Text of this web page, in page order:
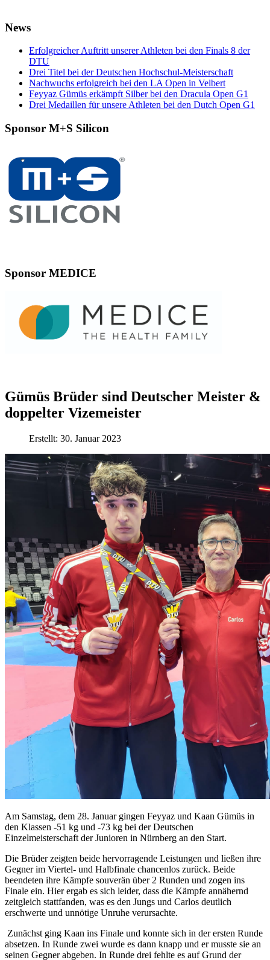
News
Erfolgreicher Auftritt unserer Athleten bei den Finals 8 der
DTU
Drei Titel bei der Deutschen Hochschul-Meisterschaft
Nachwuchs erfolgreich bei den LA Open in Velbert
Feyyaz Gümüs erkämpft Silber bei den Dracula Open G1
Drei Medaillen für unsere Athleten bei den Dutch Open G1
Sponsor M+S Silicon
Sponsor MEDICE
Gümüs Brüder sind Deutscher Meister &
doppelter Vizemeister
Erstellt: 30. Januar 2023
Am Samstag, dem 28. Januar gingen Feyyaz und Kaan Gümüs in
den Klassen -51 kg und -73 kg bei der Deutschen
Einzelmeisterschaft der Junioren in Nürnberg an den Start.
Die Brüder zeigten beide hervorragende Leistungen und ließen ihre
Gegner im Viertel- und Halbfinale chancenlos zurück. Beide
beendeten ihre Kämpfe souverän über 2 Runden und zogen ins
Finale ein. Hier ergab es sich leider, dass die Kämpfe annähernd
zeitgleich stattfanden, was es den Jungs und Carlos deutlich
erschwerte und unnötige Unruhe verursachte.
Zunächst ging Kaan ins Finale und konnte sich in der ersten Runde
absetzen. In Runde zwei wurde es dann knapp und er musste sie an
seinen Gegner abgeben. In Runde drei fehlte es auf Grund der